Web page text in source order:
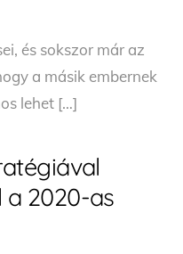
és sokszor már az
a másik embernek
lehet […]
a 2020-as